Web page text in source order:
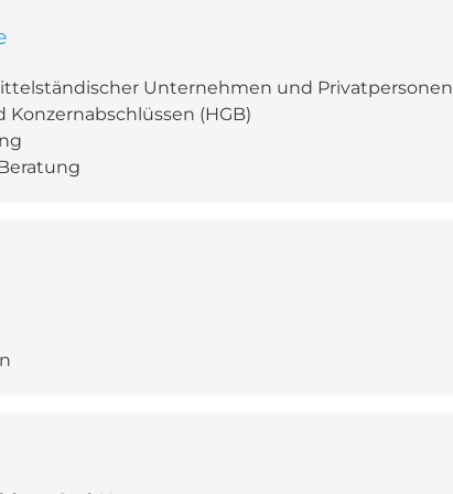
Unternehmen und Privatpersonen
(HGB)